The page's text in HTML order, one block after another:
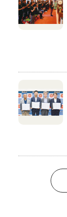
コラム
さがみはら中
今月はこの
8/1〜8/30）